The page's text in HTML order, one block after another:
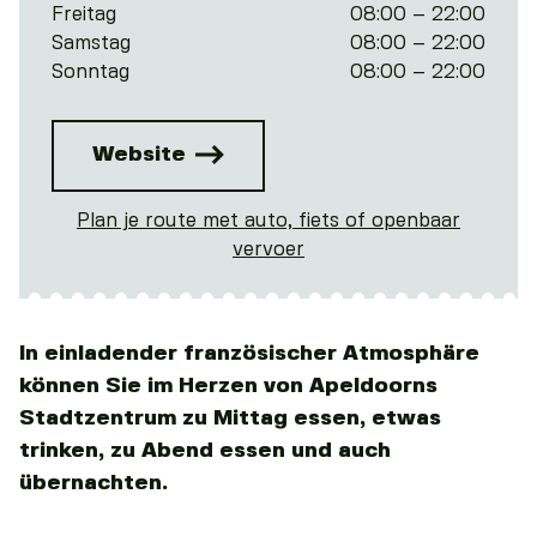
Freitag
08:00 – 22:00
Samstag
08:00 – 22:00
Sonntag
08:00 – 22:00
Website
Plan je route met auto, fiets of openbaar
vervoer
In einladender französischer Atmosphäre
können Sie im Herzen von Apeldoorns
Stadtzentrum zu Mittag essen, etwas
trinken, zu Abend essen und auch
übernachten.